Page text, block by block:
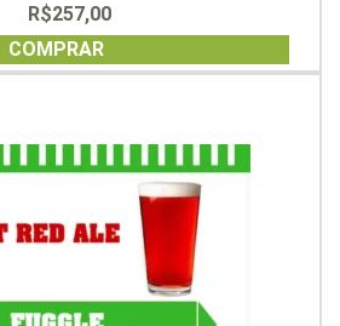
0
out
of
5
R$257,00
COMPRAR